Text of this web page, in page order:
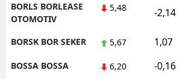
BORLS BORLEASE
OTOMOTIV
5,48 -2,14
BORSK BOR SEKER 5,67 1,07
BOSSA BOSSA 6,20 -0,16